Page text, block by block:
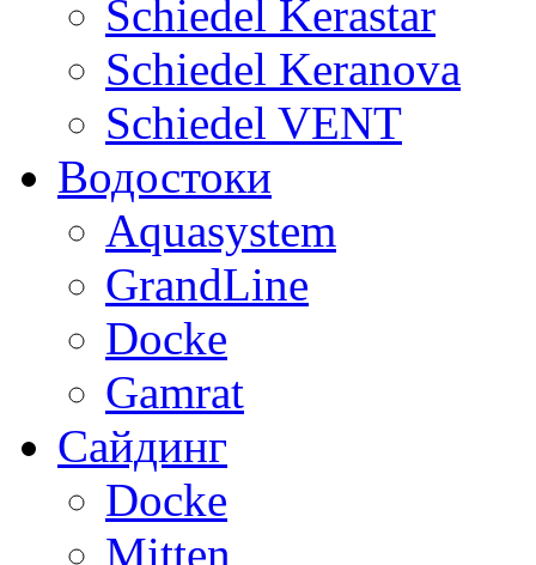
Schiedel Kerastar
Sсhiedel Keranova
Schiedel VENT
Водостоки
Aquasystem
GrandLine
Docke
Gamrat
Сайдинг
Docke
Mitten